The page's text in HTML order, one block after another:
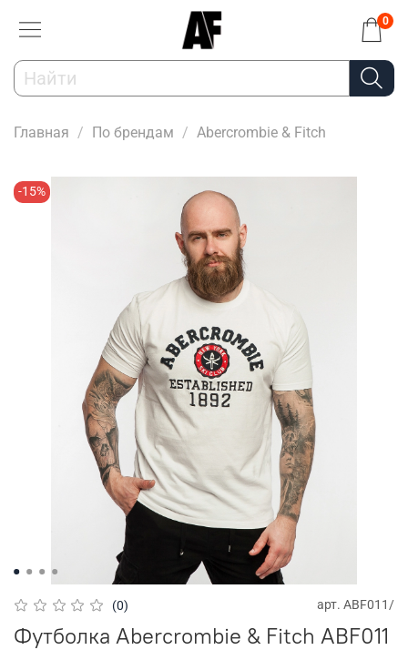
0
Главная По брендам Abercrombie & Fitch
-15%
(0) арт. ABF011/
Футболка Abercrombie & Fitch ABF011